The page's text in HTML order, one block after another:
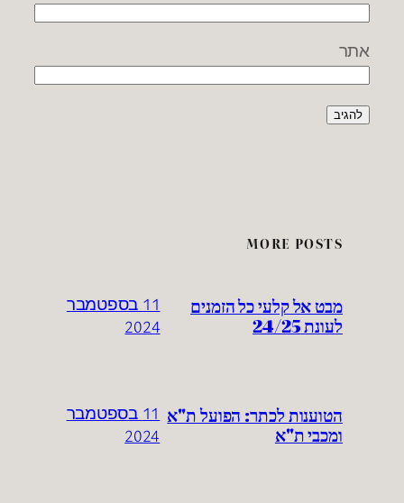
אתר
MORE POSTS
מבט אל קלעי כל הזמנים
לעונת 24/25
11 בספטמבר
2024
הטוענות לכתר: הפועל ת"א
ומכבי ת"א
11 בספטמבר
2024